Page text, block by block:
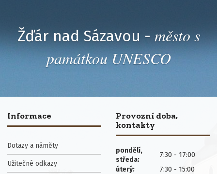
Žďár nad Sázavou - město s
památkou UNESCO
Informace
Dotazy a náměty
Užitečné odkazy
Provozní doba,
kontakty
pondělí,
středa:
7:30 - 17:00
úterý: 7:30 - 15:00